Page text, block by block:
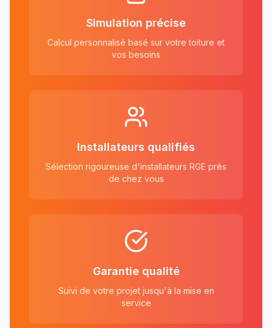
Simulation précise
Calcul personnalisé basé sur votre toiture et
vos besoins
Installateurs qualifiés
Sélection rigoureuse d'installateurs RGE près
de chez vous
Garantie qualité
Suivi de votre projet jusqu'à la mise en
service